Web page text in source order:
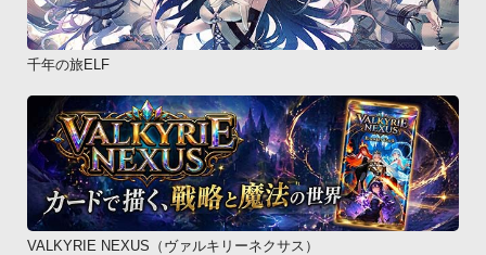
千年の旅ELF
VALKYRIE NEXUS（ヴァルキリーネクサス）